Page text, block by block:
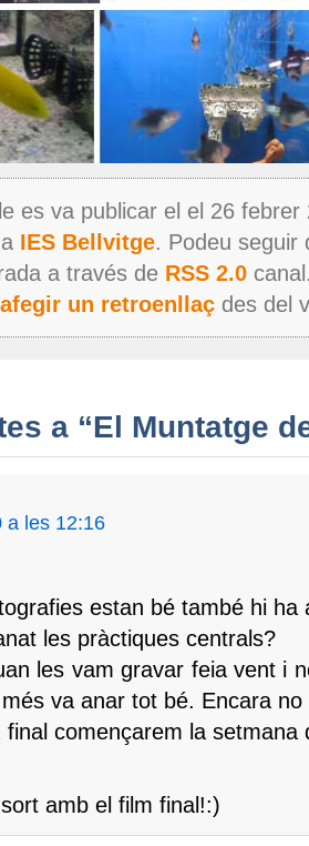
es va publicar el el 26
IES Bellvitge. Podeu seguir
a través de RSS 2.0
afegir un retroenllaç des del
a “El Muntatge
a les 12:16
estan bé també hi ha
les pràctiques centrals?
les vam gravar feia vent i
va anar tot bé. Encara
final començarem la
amb el film final!:)